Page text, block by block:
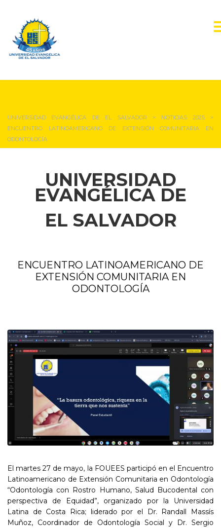
UNIVERSIDAD EVANGÉLICA DE EL SALVADOR > NOTICIAS 2025>
ENCUENTRO LATINOAMERICANO DE EXTENSIÓN COMUNITARIA EN
ODONTOLOGÍA
UNIVERSIDAD
EVANGÉLICA DE
EL SALVADOR
ENCUENTRO LATINOAMERICANO DE
EXTENSIÓN COMUNITARIA EN
ODONTOLOGÍA
El martes 27 de mayo, la FOUEES participó en el Encuentro
Latinoamericano de Extensión Comunitaria en Odontología
“Odontología con Rostro Humano, Salud Bucodental con
perspectiva de Equidad”, organizado por la Universidad
Latina de Costa Rica; liderado por el Dr. Randall Massís
Muñoz, Coordinador de Odontología Social y Dr. Sergio